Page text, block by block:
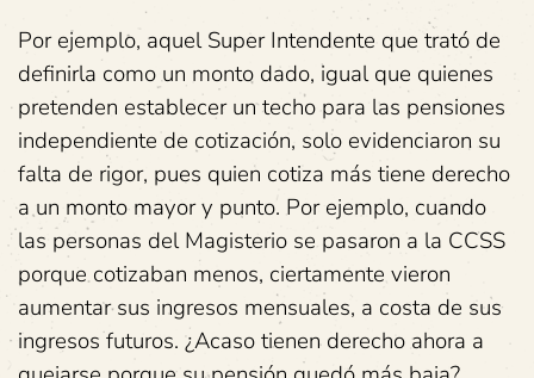
Por ejemplo, aquel Super Intendente que trató de
definirla como un monto dado, igual que quienes
pretenden establecer un techo para las pensiones
independiente de cotización, solo evidenciaron su
falta de rigor, pues quien cotiza más tiene derecho
a un monto mayor y punto. Por ejemplo, cuando
las personas del Magisterio se pasaron a la CCSS
porque cotizaban menos, ciertamente vieron
aumentar sus ingresos mensuales, a costa de sus
ingresos futuros. ¿Acaso tienen derecho ahora a